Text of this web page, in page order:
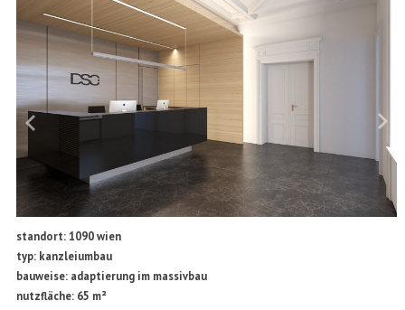
standort: 1090 wien
typ: kanzleiumbau
bauweise: adaptierung im massivbau
nutzfläche: 65 m²